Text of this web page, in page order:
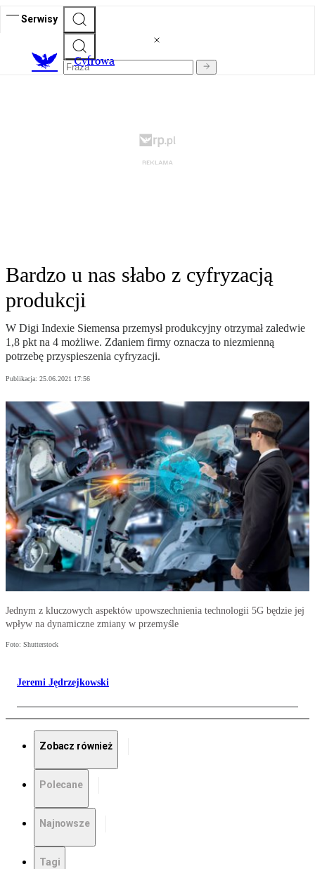
Serwisy
Cyfrowa
Bardzo u nas słabo z cyfryzacją
produkcji
W Digi Indexie Siemensa przemysł produkcyjny otrzymał zaledwie
1,8 pkt na 4 możliwe. Zdaniem firmy oznacza to niezmienną
potrzebę przyspieszenia cyfryzacji.
Publikacja: 25.06.2021 17:56
Jednym z kluczowych aspektów upowszechnienia technologii 5G będzie jej
wpływ na dynamiczne zmiany w przemyśle
Foto: Shutterstock
Jeremi Jędrzejkowski
Zobacz również
Polecane
Najnowsze
Tagi